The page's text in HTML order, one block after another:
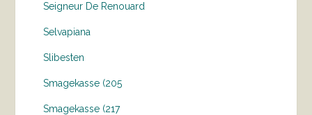
Seigneur De Renouard
Selvapiana
Slibesten
Smagekasse (205
Smagekasse (217